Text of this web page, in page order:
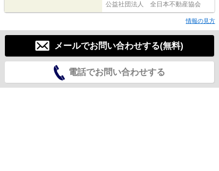
公益社団法人 全日本不動産協会
情報の見方
メールでお問い合わせする(無料)
電話でお問い合わせする